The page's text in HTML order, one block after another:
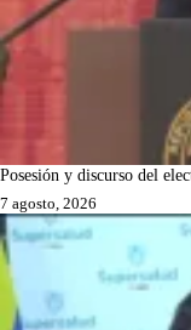
Posesión y discurso del
7 agosto, 2026